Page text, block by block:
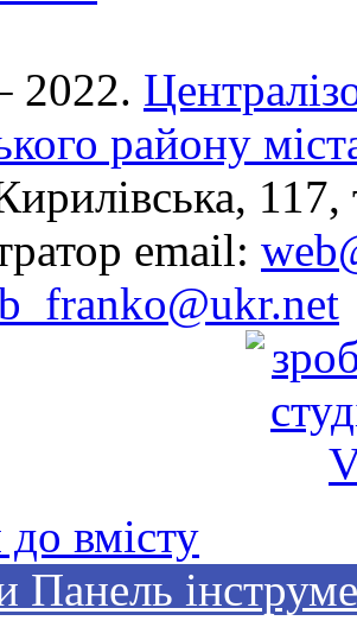
2022.
району
email:
вмісту
Панель